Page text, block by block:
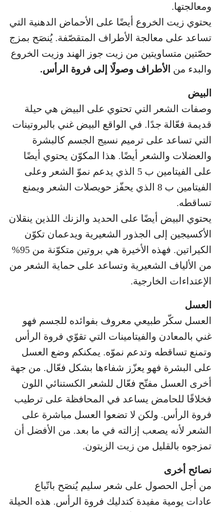
ومعالجتها.
يحتوي زيت الخروع أيضًا على الأحماض الدهنية التي
تساعد على معالجة الأطراف المتقصّفة. يُنصَح بمزج
حصّتين متساويتين من زيت جوز الهند وزيت الخروع
والبدء من الأطراف وصولًا إلى فروة الرأس.
البيض
وصفات الشعر التي تحتوي على البيض هي حيلة
قديمة فعّالة جدًا. في الواقع البيض غني بالبروتينات
التي تساعد على ترميم نسيج الجسم كالبشرة
والعضلات والشعر أيضًا. هذا المكوّن يحتوي أيضًا
على الفيتامين ب 5 الذي يدعم نموّ الشعر وعلى
الفيتامين ب 8 الذي يحفّز حويصلات الشعر ويمنع
تساقطه.
يحتوي البيض أيضًا على الحديد والزنك اللذين ينقلان
الأكسيجين إلى الجذور الشعيرية ويدعمان تكوّن
الكيراتين. فهذه الأخيرة هي بروتين متكوّنة من 95%
من الألياف الشعيرية وتساعد على حماية الشعر من
الإعتداءات الخارجية.
العسل
العسل سكّر طبيعي معروف بفوائده للجسم فهو
غني بالمعادن والفيتامينات التي تقوّي فروة الرأس
وتمنع تساقطه وتدعم نموّه. يمكنكم وضع العسل
على البشرة فهو يعزّز شفاءها بشكل فعّال. من جهة
أخرى العسل مفتّح فعّال للشعر الكستنائي اللون
فخلافًا للحامض يساعد في المحافظة على ترطيب
فروة الرأس. ولكن لا تضعوا العسل مباشرة على
الشعر لأنه يصعب إزالته في ما بعد. من الأفضل أن
تمزجوه بالقليل من زيت الزيتون.
نصائح أخرى
من أجل الحصول على شعر سليم يُنصَح باتّباع
عادات يومية مفيدة كتدليك فروة الرأس. هذه الحيلة